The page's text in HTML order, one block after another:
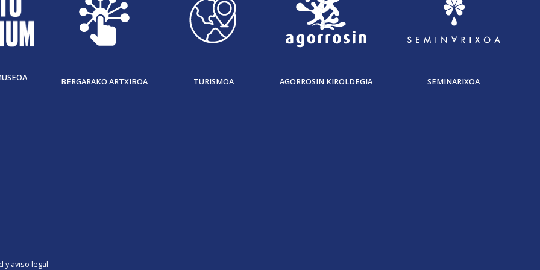
BERGARAKO ARTXIBOA TURISMOA AGORROSIN KIROLDEGIA SEMINARIXOA
y aviso legal